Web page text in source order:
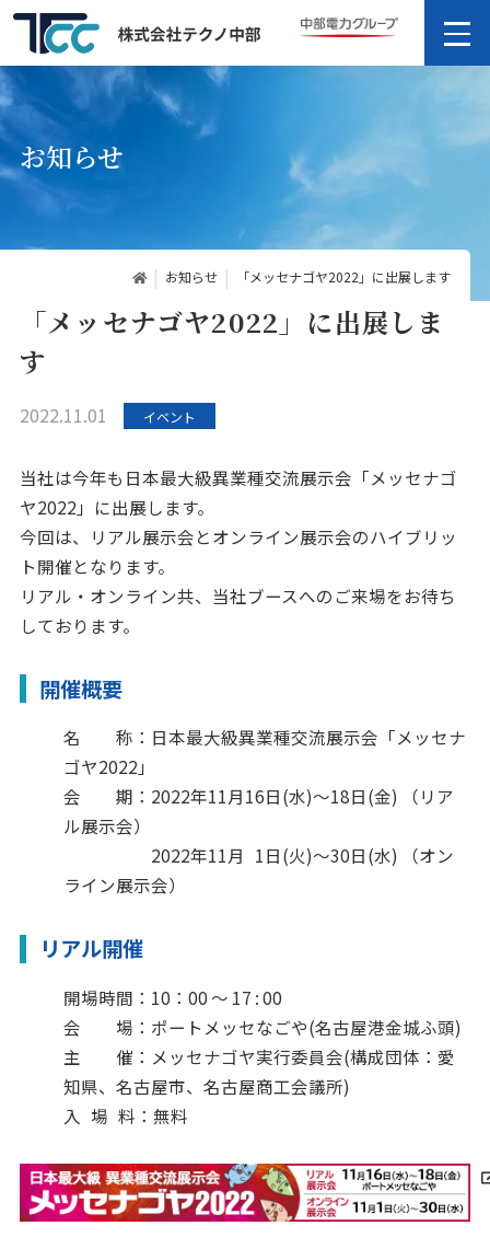
お知らせ
お知らせ 「メッセナゴヤ2022」に出展します
「メッセナゴヤ2022」に出展しま
す
2022.11.01 イベント
当社は今年も日本最大級異業種交流展示会「メッセナゴ
ヤ2022」に出展します。
今回は、リアル展示会とオンライン展示会のハイブリッ
ト開催となります。
リアル・オンライン共、当社ブースへのご来場をお待ち
しております。
開催概要
名 称：日本最大級異業種交流展示会「メッセナ
ゴヤ2022」
会 期：2022年11月16日(水)〜18日(金) （リア
ル展示会）
2022年11月 1日(火)～30日(水) （オン
ライン展示会）
リアル開催
開場時間：10：00 〜 17 : 00
会 場：ポートメッセなごや(名古屋港金城ふ頭)
主 催：メッセナゴヤ実行委員会(構成団体：愛
知県、名古屋市、名古屋商工会議所)
入 場 料：無料